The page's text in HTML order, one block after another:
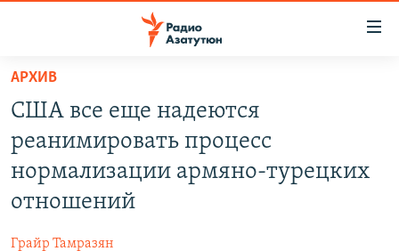
Перейти
основному
содержанию
Перейти
основной
ПОЛИТИКА
АРХИВ
США все еще надеются
реанимировать процесс
нормализации армяно-турецких
отношений
Грайр Тамразян